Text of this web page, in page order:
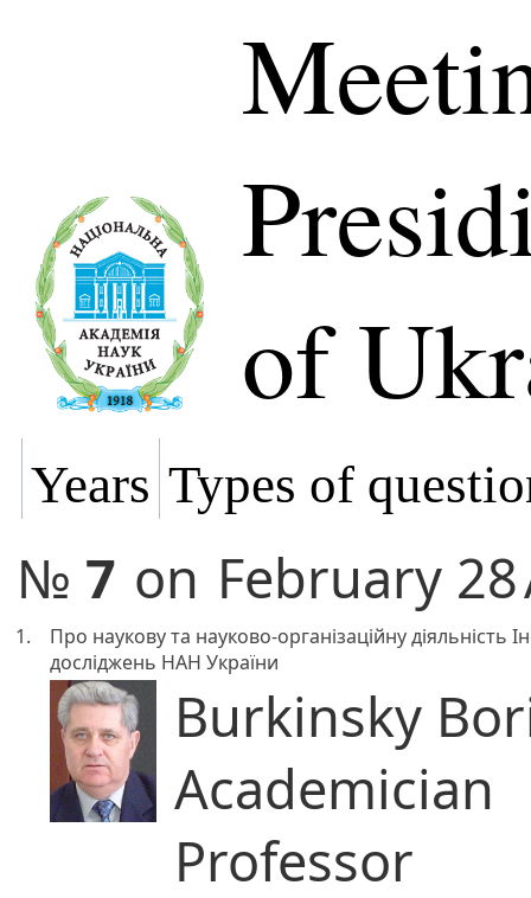
of
Years Types of
№ 7 on February 28
1.
Про наукову та науково-організаційну діяльність
досліджень НАН України
Burkinsky
Academician
Professor